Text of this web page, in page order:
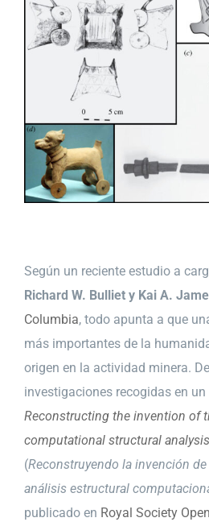
Según un reciente estudio a
Richard W. Bulliet y Kai A.
Columbia, todo apunta a que
más importantes de la
origen en la actividad minera.
investigaciones recogidas en
Reconstructing the invention of
computational structural
(Reconstruyendo la invención
análisis estructural
publicado en Royal Society